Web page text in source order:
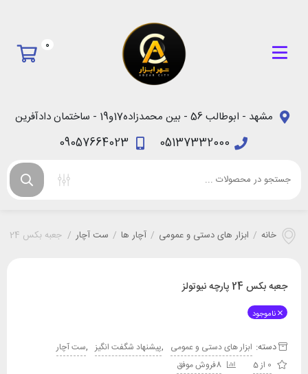
0
مشهد - ابوطالب 56 - بین محمدزاده17و19 - ساختمان دادآفرین
05137332000
09057664023
خانه / ابزار های دستی و عمومی / آچار ها / ست آچار / جعبه بکس 24 پارچه نیوتولز
جعبه بکس 24 پارچه نیوتولز
ناموجود
دسته: ابزار های دستی و عمومی ,پیشنهاد شگفت انگیز ,ست آچار
0 از 5
8فروش موفق